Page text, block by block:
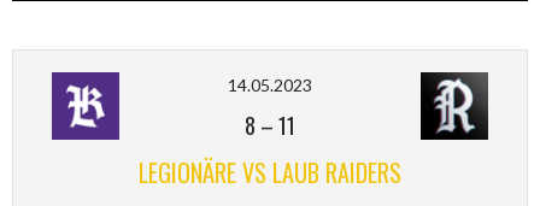
14.05.2023
8 –11
LEGIONÄRE VS LAUB RAIDERS